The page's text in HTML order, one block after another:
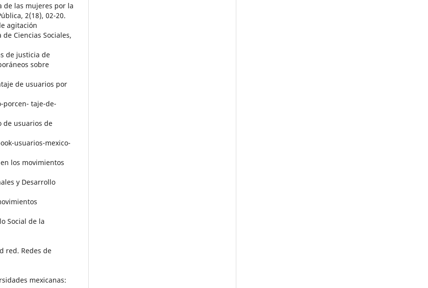
de las mujeres por la
2(18), 02-20.
agitación
Ciencias Sociales,
de justicia de
sobre
de usuarios por
porcen- taje-de-
de usuarios de
usuarios-mexico-
los movimientos
y Desarrollo
Social de la
red. Redes de
mexicanas: